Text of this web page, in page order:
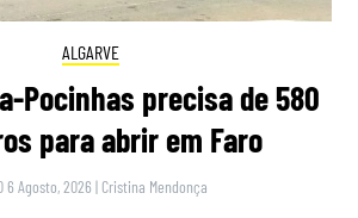
ALGARVE
Pocinhas precisa de 580
para abrir em Faro
6 Agosto, 2026 | Cristina Mendonça